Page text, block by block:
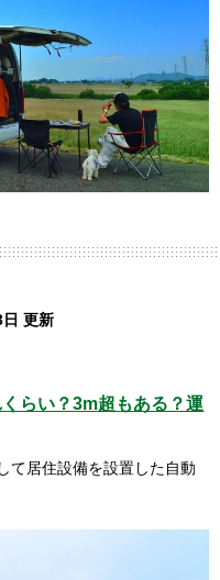
更新
らい？3m超もある？運
て居住設備を設置した自動